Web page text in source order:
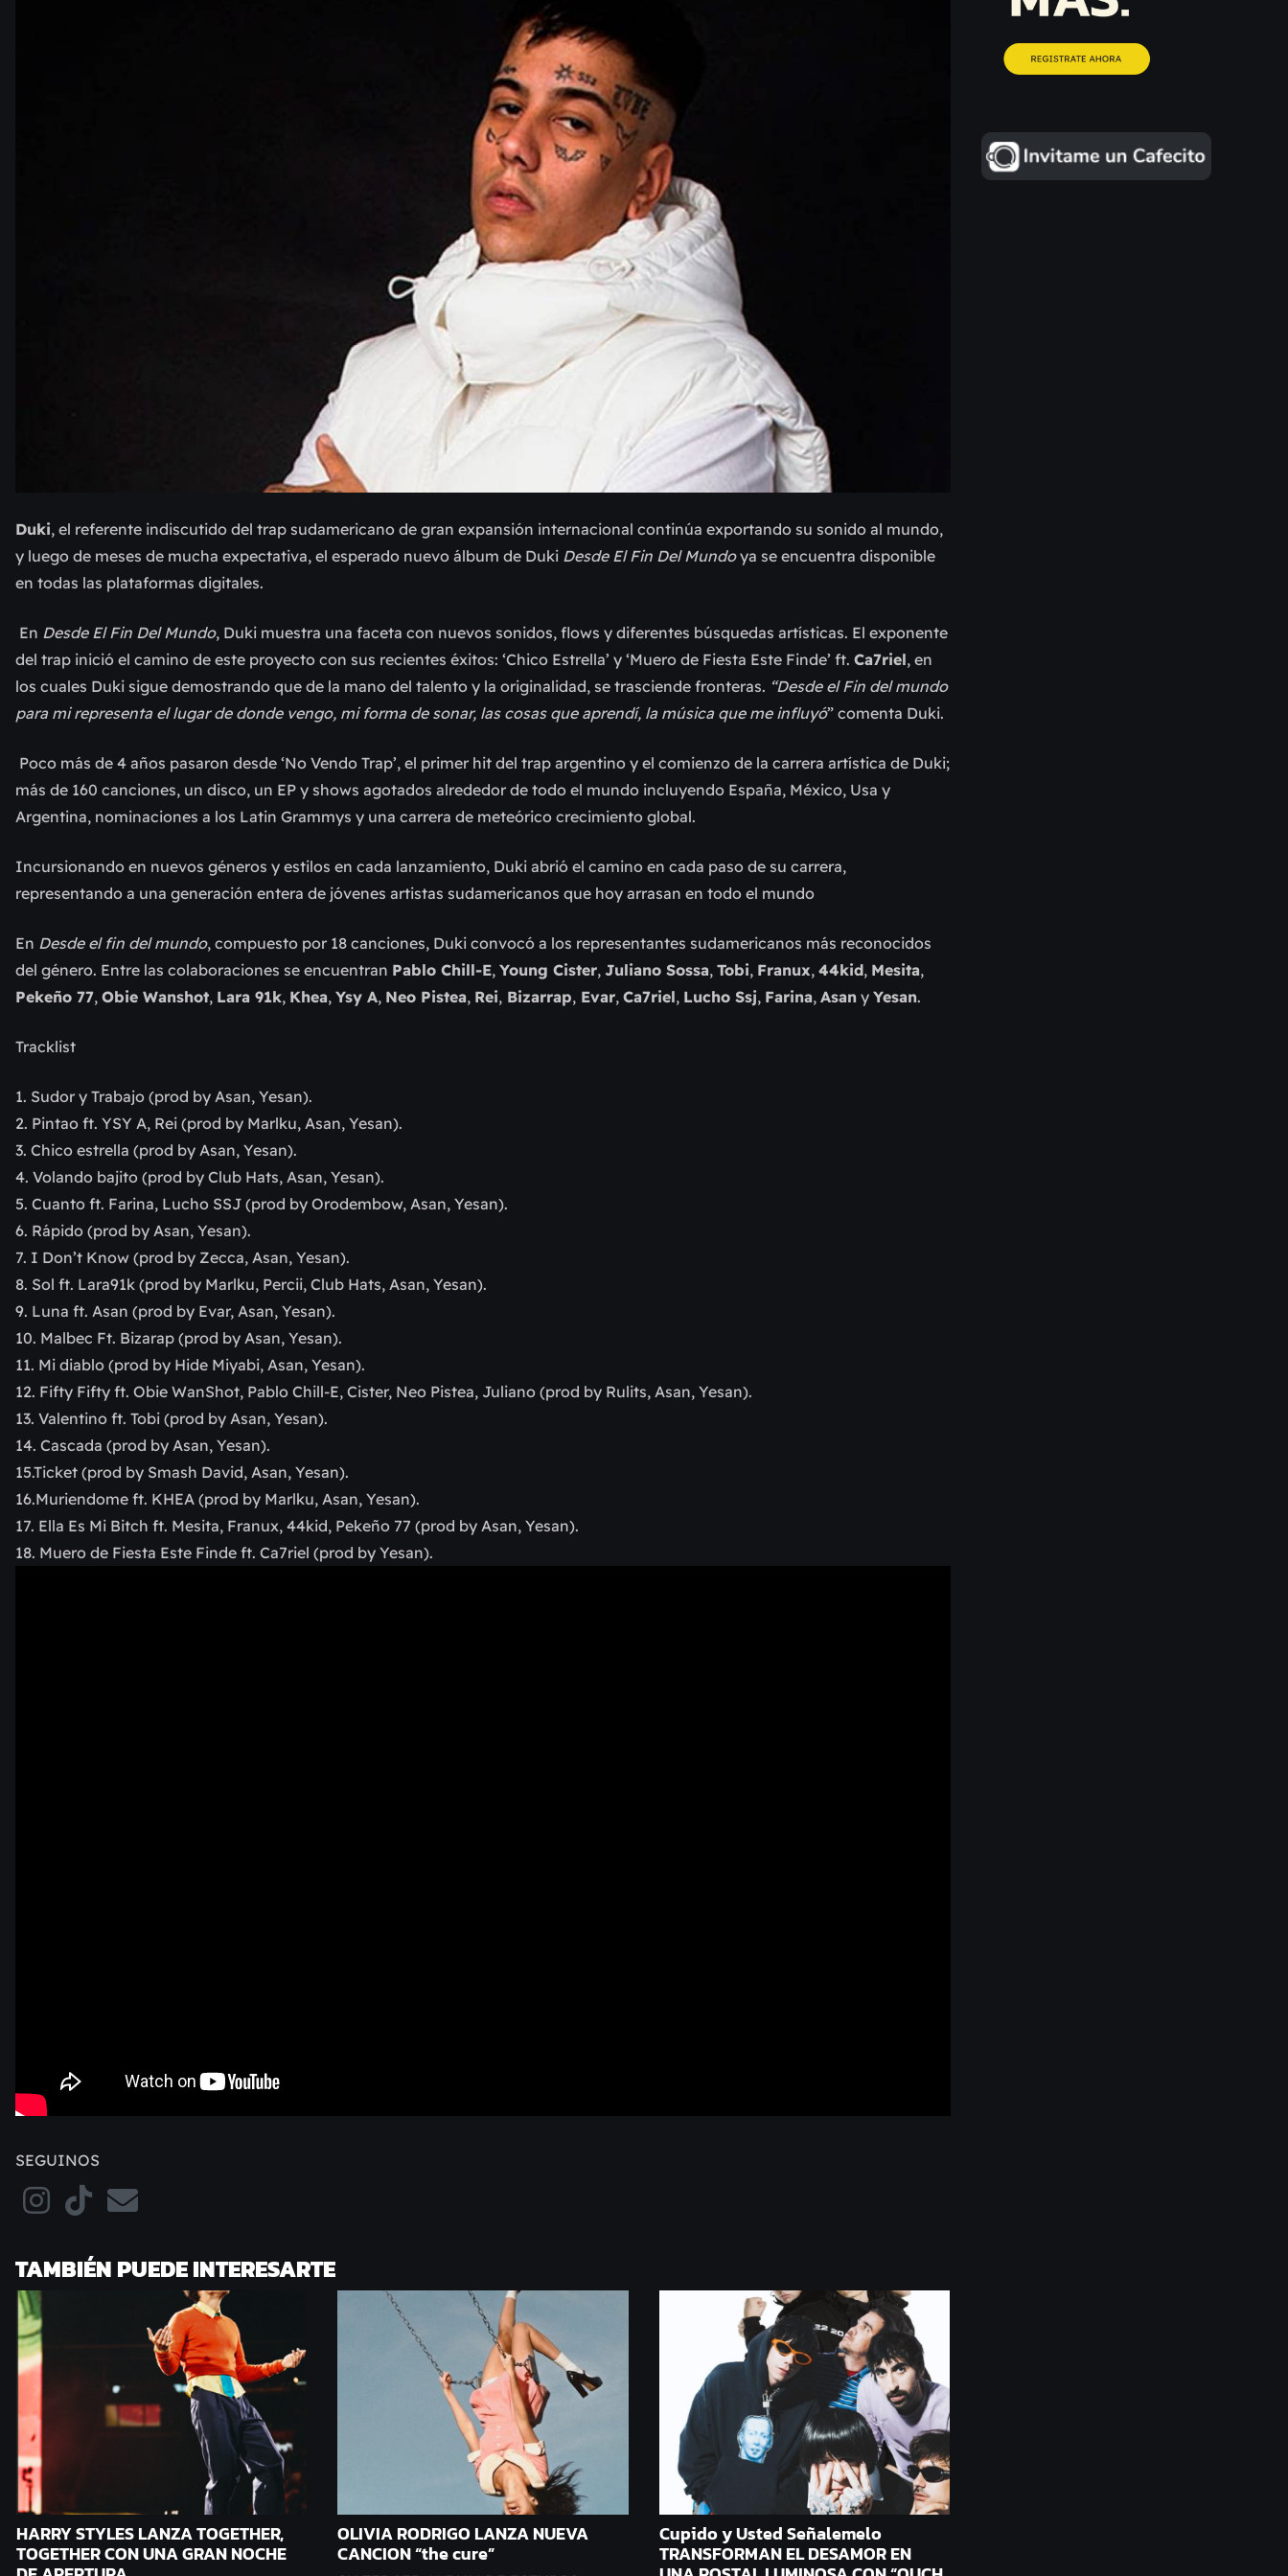
Duki, el referente indiscutido del trap sudamericano de gran expansión internacional continúa exportando su sonido al mundo,
y luego de meses de mucha expectativa, el esperado nuevo álbum de Duki Desde El Fin Del Mundoya se encuentra disponible
en todas las plataformas digitales.
En Desde El Fin Del Mundo, Duki muestra una faceta con nuevos sonidos, flows y diferentes búsquedas artísticas. El exponente
del trap inició el camino de este proyecto con sus recientes éxitos: ‘Chico Estrella’ y ‘Muero de Fiesta Este Finde’ ft. Ca7riel, en
los cuales Duki sigue demostrando que de la mano del talento y la originalidad, se trasciende fronteras. “Desde el Fin del mundo
para mi representa el lugar de donde vengo, mi forma de sonar, las cosas que aprendí, la música que me influyó” comenta Duki.
Poco más de 4 años pasaron desde ‘No Vendo Trap’, el primer hit del trap argentino y el comienzo de la carrera artística de Duki;
más de 160 canciones, un disco, un EP y shows agotados alrededor de todo el mundo incluyendo España, México, Usa y
Argentina, nominaciones a los Latin Grammys y una carrera de meteórico crecimiento global.
Incursionando en nuevos géneros y estilos en cada lanzamiento, Duki abrió el camino en cada paso de su carrera,
representando a una generación entera de jóvenes artistas sudamericanos que hoy arrasan en todo el mundo
En Desde el fin del mundo, compuesto por 18 canciones, Duki convocó a los representantes sudamericanos más reconocidos
del género. Entre las colaboraciones se encuentran Pablo Chill-E, Young Cister, Juliano Sossa, Tobi, Franux, 44kid, Mesita,
Pekeño 77, Obie Wanshot, Lara 91k, Khea, Ysy A, Neo Pistea, Rei, Bizarrap, Evar, Ca7riel, Lucho Ssj, Farina, Asan y Yesan.
Tracklist
1. Sudor y Trabajo (prod by Asan, Yesan).
2. Pintao ft. YSY A, Rei (prod by Marlku, Asan, Yesan).
3. Chico estrella (prod by Asan, Yesan).
4. Volando bajito (prod by Club Hats, Asan, Yesan).
5. Cuanto ft. Farina, Lucho SSJ (prod by Orodembow, Asan, Yesan).
6. Rápido (prod by Asan, Yesan).
7. I Don’t Know (prod by Zecca, Asan, Yesan).
8. Sol ft. Lara91k (prod by Marlku, Percii, Club Hats, Asan, Yesan).
9. Luna ft. Asan (prod by Evar, Asan, Yesan).
10. Malbec Ft. Bizarap (prod by Asan, Yesan).
11. Mi diablo (prod by Hide Miyabi, Asan, Yesan).
12. Fifty Fifty ft. Obie WanShot, Pablo Chill-E, Cister, Neo Pistea, Juliano (prod by Rulits, Asan, Yesan).
13. Valentino ft. Tobi (prod by Asan, Yesan).
14. Cascada (prod by Asan, Yesan).
15.Ticket (prod by Smash David, Asan, Yesan).
16.Muriendome ft. KHEA (prod by Marlku, Asan, Yesan).
17. Ella Es Mi Bitch ft. Mesita, Franux, 44kid, Pekeño 77 (prod by Asan, Yesan).
18. Muero de Fiesta Este Finde ft. Ca7riel (prod by Yesan).
SEGUINOS
TAMBIÉN PUEDE INTERESARTE
HARRY STYLES LANZA TOGETHER,
TOGETHER CON UNA GRAN NOCHE
OLIVIA RODRIGO LANZA NUEVA
CANCION “the cure”
Cupido y Usted Señalemelo
TRANSFORMAN EL DESAMOR EN